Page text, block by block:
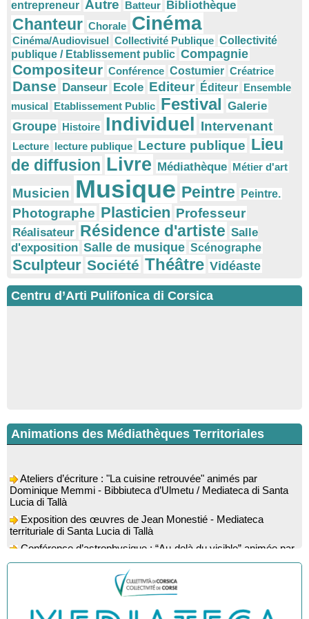
entrepreneur Autre Batteur Bibliothèque
Chanteur Chorale Cinéma
Cinéma/Audiovisuel Collectivité Publique Collectivité
publique / Etablissement public Compagnie
Compositeur Conférence Costumier Créatrice
Danse Danseur Ecole Editeur Éditeur Ensemble
musical Etablissement Public Festival Galerie
Groupe Histoire Individuel Intervenant
Lecture lecture publique Lecture publique Lieu
de diffusion Livre Médiathèque Métier d'art
Musicien Musique Peintre Peintre.
Photographe Plasticien Professeur
Réalisateur Résidence d'artiste Salle
d'exposition Salle de musique Scénographe
Sculpteur Société Théâtre Vidéaste
Centru d’Arti Pulifonica di Corsica
Animations des Médiathèques Territoriales
Dominique Memmi - Bibbiuteca d’Ulmetu / Mediateca di Santa
Lucia di Tallà
territuriale di Santa Lucia di Tallà
l’astrophysicien Paul Guerrini - Médiathèque - Pitretu è
Bicchisgià
Exposition des œuvres de Dominique Malberti Morin :
"Racines, peintures acryliques et aquarelles" - Mediateca